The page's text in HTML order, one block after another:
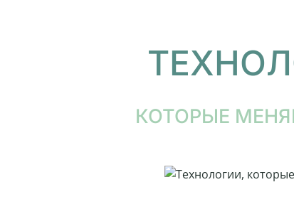
КОТОРЫЕ